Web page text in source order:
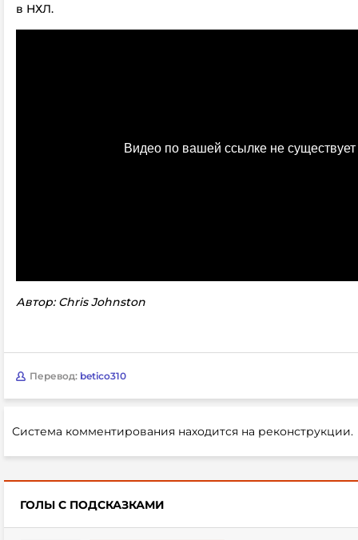
в НХЛ.
Автор: Chris Johnston
Перевод: betico310
Система комментирования находится на реконструкции.
ГОЛЫ С ПОДСКАЗКАМИ